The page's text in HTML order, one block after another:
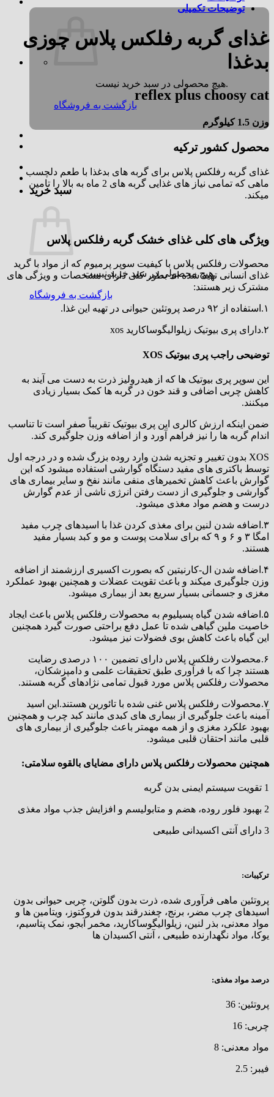
هیچ محصولی در سبد خرید نیست.
بازگشت به فروشگاه
سبد خرید
هیچ محصولی در سبد خرید نیست.
بازگشت به فروشگاه
توضیحات تکمیلی
غذای گربه رفلکس پلاس چوزی
بدغذا
reflex plus choosy cat
وزن 1.5 کیلوگرم
محصول کشور ترکیه
غذای گربه رفلکس پلاس برای گربه های بدغذا با طعم دلچسب
ماهی که تمامی نیاز های غذایی گربه های 2 ماه به بالا را تامین
میکند.
ویژگی های کلی غذای خشک گربه رفلکس پلاس
محصولات رفلکس پلاس با کیفیت سوپر پرمیوم که از مواد با گرید
غذای انسانی تهیه شده اند بطور کلی دارای مشخصات و ویژگی های
مشترک زیر هستند:
۱.استفاده از ۹۲ درصد پروتئین حیوانی در تهیه این غذا.
۲.دارای پری بیوتیک زیلوالیگوساکارید xos
توضیحی راجب پری بیوتیک XOS
این سوپر پری بیوتیک ها که از هیدرولیز ذرت به دست می آیند به
کاهش چربی اضافی و قند خون در گربه ها کمک بسیار زیادی
میکنند.
ضمن اینکه ارزش کالری این پری بیوتیک تقریباً صفر است تا تناسب
اندام گربه ها را نیز فراهم آورد و از اضافه وزن جلوگیری کند.
XOS بدون تغییر و تجزیه شدن وارد روده بزرگ شده و در درجه اول
توسط باکتری های مفید دستگاه گوارشی استفاده میشود که این
گوارش باعث کاهش تخمیرهای منفی مانند نفخ و سایر بیماری های
گوارشی و جلوگیری از دست رفتن انرژی ناشی از عدم گوارش
درست و هضم مواد مغذی میشود.
۳.اضافه شدن لنین برای مغذی کردن غذا با اسیدهای چرب مفید
امگا ۳ و ۶ و ۹ که برای سلامت پوست و مو و کبد بسیار مفید
هستند.
۴.اضافه شدن ال-کارنیتین که بصورت اکسیری ارزشمند از اضافه
وزن جلوگیری میکند و باعث تقویت عضلات و همچنین بهبود عملکرد
مغزی و جسمانی بسیار سریع بعد از بیماری میشود.
۵.اضافه شدن گیاه پسیلیوم به محصولات رفلکس پلاس باعث ایجاد
خاصیت ملین گیاهی شده تا عمل دفع براحتی صورت گیرد همچنین
این گیاه باعث کاهش بوی فضولات نیز میشود.
۶.محصولات رفلکس پلاس دارای تضمین ۱۰۰ درصدی رضایت
هستند چرا که با فرآوری طبق تحقیقات علمی و دامپزشکان،
محصولات رفلکس پلاس مورد قبول تمامی نژادهای گربه هستند.
۷.محصولات رفلکس پلاس غنی شده با تائورین هستند.این اسید
آمینه باعث جلوگیری از بیماری های کبدی مانند کبد چرب و همچنین
بهبود علکرد مغزی و از همه مهمتر باعث جلوگیری از بیماری های
قلبی مانند احتقان قلبی میشود.
همچنین محصولات رفلکس پلاس دارای مضایای بالقوه سلامتی:
1 تقویت سیستم ایمنی بدن گربه
2 بهبود فلور روده، هضم و متابولیسم و افزایش جذب مواد مغذی
3 دارای آنتی اکسیدانی طبیعی
ترکیبات:
پروتئین ماهی فرآوری شده، ذرت بدون گلوتن، چربی حیوانی بدون
اسیدهای چرب مضر، برنج، چغندرقند بدون فروکتوز، ویتامین ها و
مواد معدنی، بذر لنین، زیلوالیگوساکارید، مخمر آبجو، نمک پتاسیم،
یوکا، مواد نگهدارنده طبیعی ، آنتی اکسیدان ها‌
درصد مواد مغذی:
پروتئین: 36
چربی: 16
مواد معدنی: 8
فیبر: 2.5